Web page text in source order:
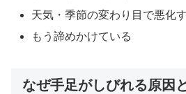
天気・季節の変わり目で悪化
もう諦めかけている
なぜ手足がしびれる原因